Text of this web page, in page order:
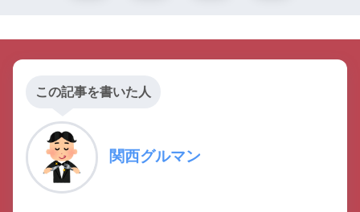
この記事を書いた人
関西グルマン